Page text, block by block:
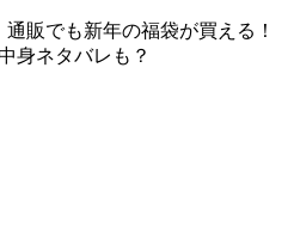
販でも新年の福袋が買える！
身ネタバレも？